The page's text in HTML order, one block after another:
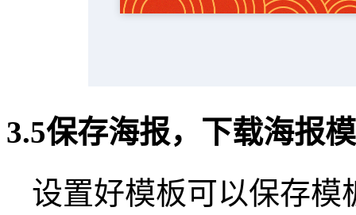
3.5保存海报，下载海报
设置好模板可以保存模